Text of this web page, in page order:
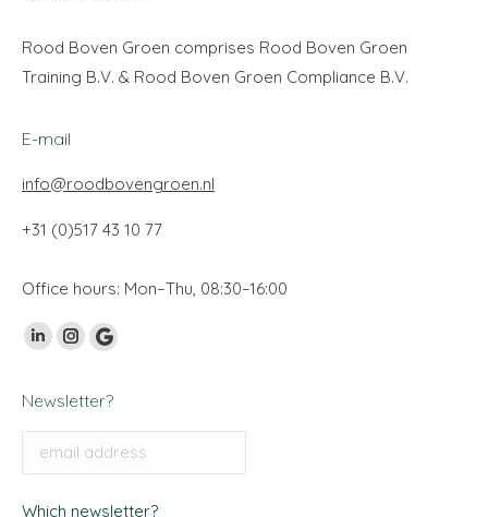
Rood Boven Groen comprises Rood Boven Groen
Training B.V. & Rood Boven Groen Compliance B.V.
E-mail
info@roodbovengroen.nl
+31 (0)517 43 10 77
Office hours: Mon–Thu, 08:30–16:00
Vind ons op:
Linkedin
opens
in
new
Instagram
opens
in
new
Google
Business
page
opens
Newsletter?
Which newsletter?